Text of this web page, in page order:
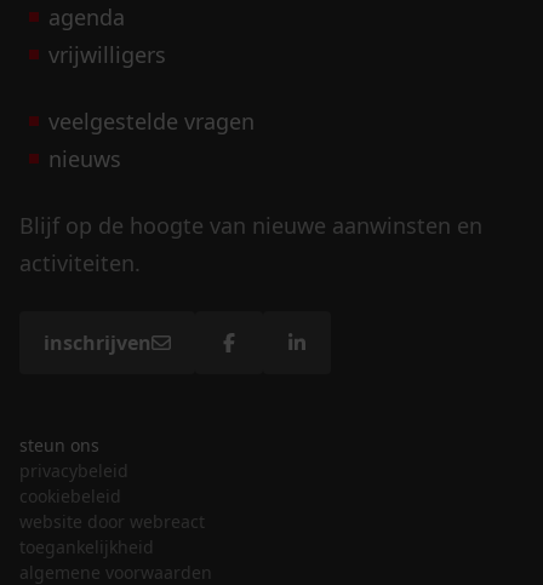
agenda
vrijwilligers
veelgestelde vragen
nieuws
Blijf op de hoogte van nieuwe aanwinsten en
activiteiten.
inschrijven
steun ons
privacybeleid
cookiebeleid
website door webreact
toegankelijkheid
algemene voorwaarden